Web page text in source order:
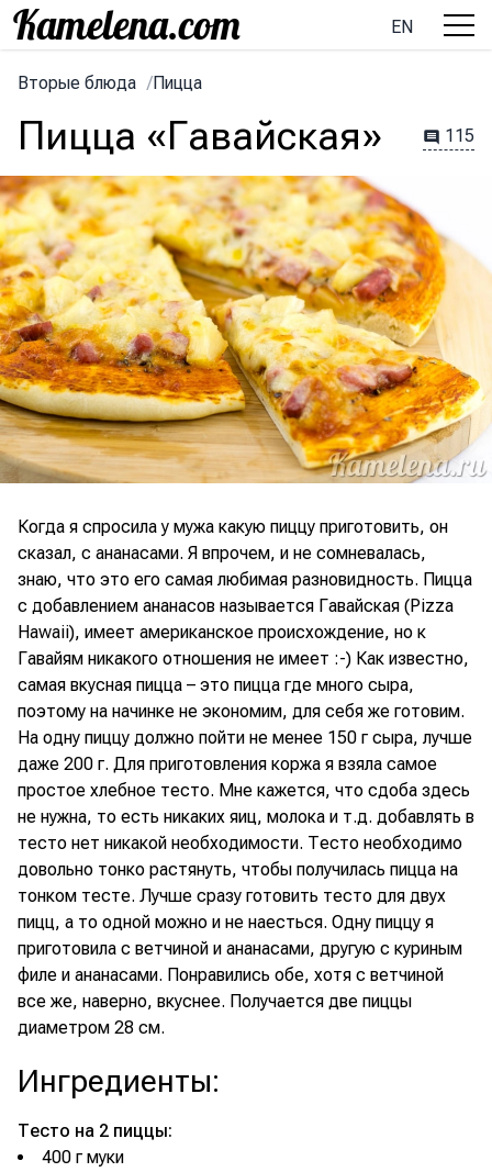
EN
Вторые блюда /Пицца
Пицца «Гавайская» 115
Когда я спросила у мужа какую пиццу приготовить, он
сказал, с ананасами. Я впрочем, и не сомневалась,
знаю, что это его самая любимая разновидность. Пицца
с добавлением ананасов называется Гавайская (Pizza
Hawaii), имеет американское происхождение, но к
Гавайям никакого отношения не имеет :-) Как известно,
самая вкусная пицца – это пицца где много сыра,
поэтому на начинке не экономим, для себя же готовим.
На одну пиццу должно пойти не менее 150 г сыра, лучше
даже 200 г. Для приготовления коржа я взяла самое
простое хлебное тесто. Мне кажется, что сдоба здесь
не нужна, то есть никаких яиц, молока и т.д. добавлять в
тесто нет никакой необходимости. Тесто необходимо
довольно тонко растянуть, чтобы получилась пицца на
тонком тесте. Лучше сразу готовить тесто для двух
пицц, а то одной можно и не наесться. Одну пиццу я
приготовила с ветчиной и ананасами, другую с куриным
филе и ананасами. Понравились обе, хотя с ветчиной
все же, наверно, вкуснее. Получается две пиццы
диаметром 28 см.
Ингредиенты:
Тесто на 2 пиццы:
400 г муки